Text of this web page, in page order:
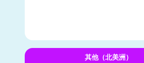
布赖特巴特新闻网(Breitbart News)
其他（北美洲）